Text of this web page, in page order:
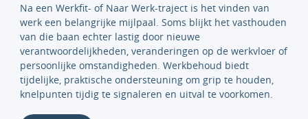
Na een Werkfit- of Naar Werk-traject is het vinden van
werk een belangrijke mijlpaal. Soms blijkt het vasthouden
van die baan echter lastig door nieuwe
verantwoordelijkheden, veranderingen op de werkvloer of
persoonlijke omstandigheden. Werkbehoud biedt
tijdelijke, praktische ondersteuning om grip te houden,
knelpunten tijdig te signaleren en uitval te voorkomen.